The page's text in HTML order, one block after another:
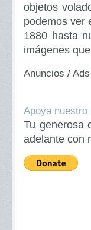
objetos
podemos ver
1880 hasta
imágenes
Anuncios / Ads
Apoya nuestro
Tu generosa
adelante con